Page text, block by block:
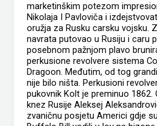
marketinškim potezom
Nikolaja I Pavloviča i
oružja za Rusku carsku vojsku.
navrata putovao u Rusiju i caru
posebnom pažnjom plavo
perkusione revolvere sistema
Dragoon. Međutim, od tog
nije bilo ništa. Perkusioni
pukovnik Kolt je preminuo 1862.
knez Rusije Aleksej
zvaničnu posjetu Americi gdje